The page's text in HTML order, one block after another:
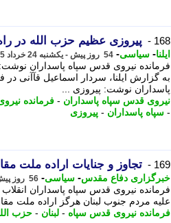
168 - پیروزی عظیم حزب الله در
ایلنا- سیاسی- 54 روز پیش - یکشنبه 24 خرداد 1405، 21:42
فرمانده نیروی قدس سپاه پاسداران
به گزارش ایلنا، سردار اسماعیل قآآنی
پاسداران نوشت: پیروزی ...
نیروی قدس سپاه پاسداران - فرمانده
- سپاه پاسداران - پیروزی
169 - تجاوز و جنایات اراده ملت
خبرگزاری دفاع مقدس- سیاسی- 56 روز پیش - جمعه 22 خرداد 1405، 13:40
فرمانده نیروی قدس سپاه پاسداران
علیه مردم جنوب لبنان هرگز اراده ملت
فرمانده نیروی قدس سپاه - لبنان - حزب